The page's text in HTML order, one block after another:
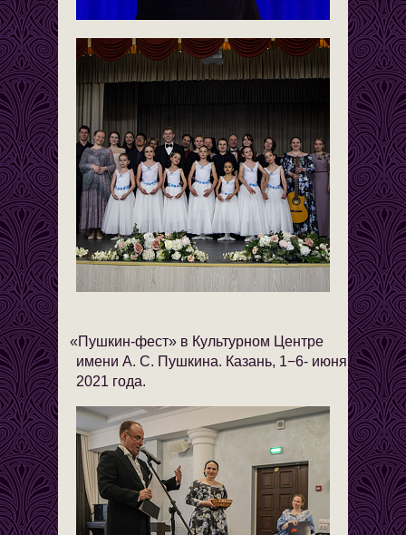
«Пушкин-фест» в Культурном Центре
имени А. С. Пушкина. Казань, 1−6- июня
2021 года.